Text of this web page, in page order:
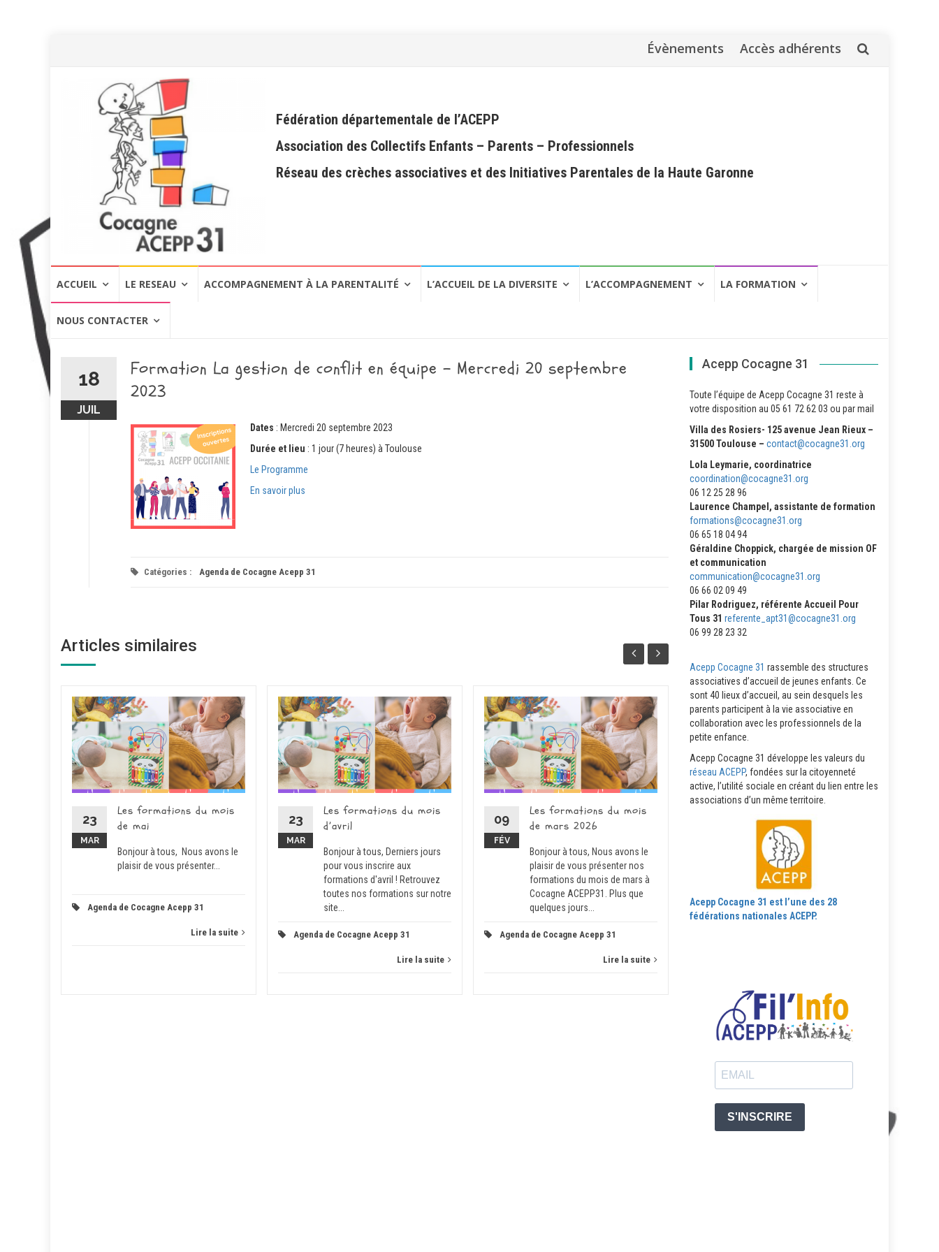
Aller
Évènements Accès adhérents
Fédération départementale de l’ACEPP
Association des Collectifs Enfants – Parents – Professionnels
Réseau des crèches associatives et des Initiatives Parentales de la Haute Garonne
au
contenu
ACCUEIL LE RESEAU ACCOMPAGNEMENT À LA PARENTALITÉ L’ACCUEIL DE LA DIVERSITE L’ACCOMPAGNEMENT LA FORMATION
NOUS CONTACTER
18
JUIL
Formation La gestion de conflit en équipe – Mercredi 20 septembre
2023
Dates : Mercredi 20 septembre 2023
Durée et lieu : 1 jour (7 heures) à Toulouse
Le Programme
En savoir plus
Catégories : Agenda de Cocagne Acepp 31
Articles similaires
23
MAR
Les formations du mois
de mai
Bonjour à tous, Nous avons le
plaisir de vous présenter...
Agenda de Cocagne Acepp 31
Lire la suite
23
MAR
Les formations du mois
d’avril
Bonjour à tous, Derniers jours
pour vous inscrire aux
formations d'avril ! Retrouvez
toutes nos formations sur notre
site...
Agenda de Cocagne Acepp 31
Lire la suite
09
FÉV
Les formations du mois
de mars 2026
Bonjour à tous, Nous avons le
plaisir de vous présenter nos
formations du mois de mars à
Cocagne ACEPP31. Plus que
quelques jours...
Agenda de Cocagne Acepp 31
Lire la suite
20
Le catalogue de
formations 2026 est
arrivé !
...
Acepp Cocagne 31
Toute l’équipe de Acepp Cocagne 31 reste à
votre disposition au 05 61 72 62 03 ou par mail
Villa des Rosiers- 125 avenue Jean Rieux –
31500 Toulouse – contact@cocagne31.org
Lola Leymarie, coordinatrice
coordination@cocagne31.org
06 12 25 28 96
Laurence Champel, assistante de formation
formations@cocagne31.org
06 65 18 04 94
Géraldine Choppick, chargée de mission OF
et communication
communication@cocagne31.org
06 66 02 09 49
Pilar Rodriguez, référente Accueil Pour
Tous 31 referente_apt31@cocagne31.org
06 99 28 23 32
Acepp Cocagne 31 rassemble des structures
associatives d’accueil de jeunes enfants. Ce
sont 40 lieux d’accueil, au sein desquels les
parents participent à la vie associative en
collaboration avec les professionnels de la
petite enfance.
Acepp Cocagne 31 développe les valeurs du
réseau ACEPP, fondées sur la citoyenneté
active, l’utilité sociale en créant du lien entre les
associations d’un même territoire.
Acepp Cocagne 31 est l’une des 28
fédérations nationales ACEPP.